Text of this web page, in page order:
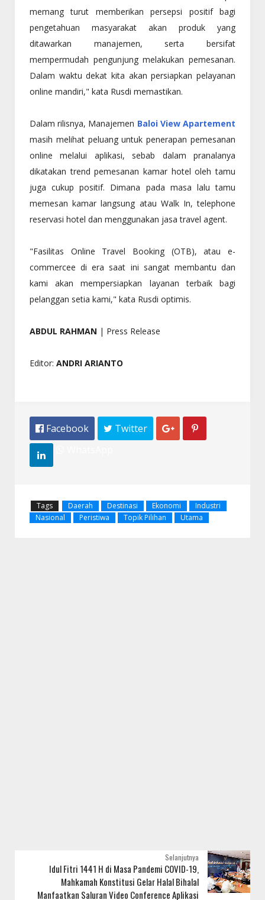
memang turut memberikan persepsi positif bagi
pengetahuan masyarakat akan produk yang
ditawarkan manajemen, serta bersifat
mempermudah pengunjung melakukan pemesanan.
Dalam waktu dekat kita akan persiapkan pelayanan
online mandiri," kata Rusdi memastikan.
Dalam rilisnya, Manajemen Baloi View Apartement
masih melihat peluang untuk penerapan pemesanan
online melalui aplikasi, sebab dalam pranalanya
dikatakan trend pemesanan kamar hotel oleh tamu
juga cukup positif. Dimana pada masa lalu tamu
memesan kamar langsung atau Walk In, telephone
reservasi hotel dan menggunakan jasatravel agent.
"Fasilitas Online Travel Booking (OTB), atau e-
commercee di era saat ini sangat membantu dan
kami akan mempersiapkan layanan terbaik bagi
pelanggan setia kami," kata Rusdi optimis.
ABDUL RAHMAN | Press Release
Editor: ANDRI ARIANTO
 Facebook  Twitter  

Tags Daerah Destinasi Ekonomi
Industri
Nasional
Peristiwa Topik Pilihan Utama
Selanjutnya
Idul Fitri 1441 H di Masa Pandemi COVID-19,
Mahkamah Konstitusi Gelar Halal Bihalal
Manfaatkan Saluran Video Conference Aplikasi